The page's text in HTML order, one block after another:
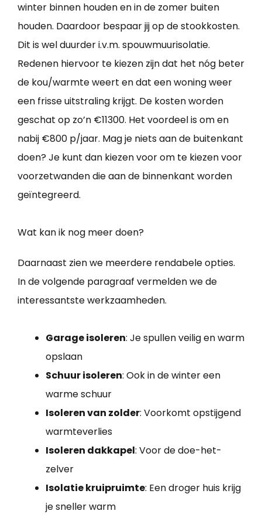
winter binnen houden en in de zomer buiten
houden. Daardoor bespaar jij op de stookkosten.
Dit is wel duurder i.v.m. spouwmuurisolatie.
Redenen hiervoor te kiezen zijn dat het nóg beter
de kou/warmte weert en dat een woning weer
een frisse uitstraling krijgt. De kosten worden
geschat op zo’n €11300. Het voordeel is om en
nabij €800 p/jaar. Mag je niets aan de buitenkant
doen? Je kunt dan kiezen voor om te kiezen voor
voorzetwanden die aan de binnenkant worden
geïntegreerd.
Wat kan ik nog meer doen?
Daarnaast zien we meerdere rendabele opties.
In de volgende paragraaf vermelden we de
interessantste werkzaamheden.
Garage isoleren: Je spullen veilig en warm
opslaan
Schuur isoleren: Ook in de winter een
warme schuur
Isoleren van zolder: Voorkomt opstijgend
warmteverlies
Isoleren dakkapel: Voor de doe-het-
zelver
Isolatie kruipruimte: Een droger huis krijg
je sneller warm